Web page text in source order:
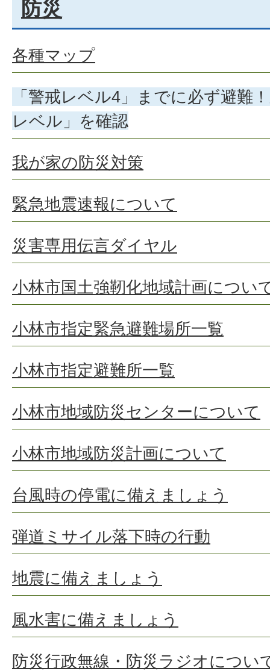
防災
各種マップ
「警戒レベル4」までに必ず避難
レベル」を確認
我が家の防災対策
緊急地震速報について
災害専用伝言ダイヤル
小林市国土強靭化地域計画につい
小林市指定緊急避難場所一覧
小林市指定避難所一覧
小林市地域防災センターについて
小林市地域防災計画について
台風時の停電に備えましょう
弾道ミサイル落下時の行動
地震に備えましょう
風水害に備えましょう
防災行政無線・防災ラジオについ